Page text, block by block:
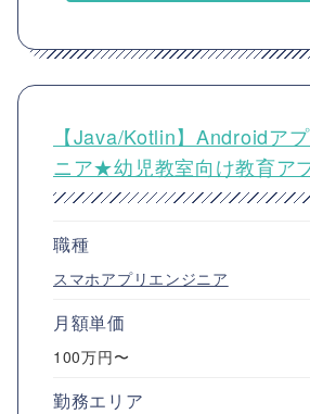
【Java/Kotlin】Androidア
ニア★幼児教室向け教育ア
職種
スマホアプリエンジニア
月額単価
100万円〜
勤務エリア